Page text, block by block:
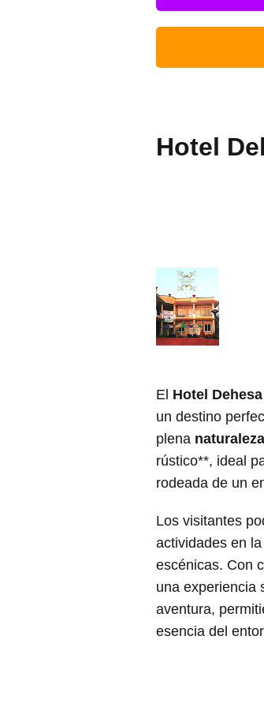
Hotel
El Hotel
un destino
plena naturaleza
rústico**, ideal
rodeada de un
Los visitantes
actividades en
escénicas. Con
una experiencia
aventura,
esencia del